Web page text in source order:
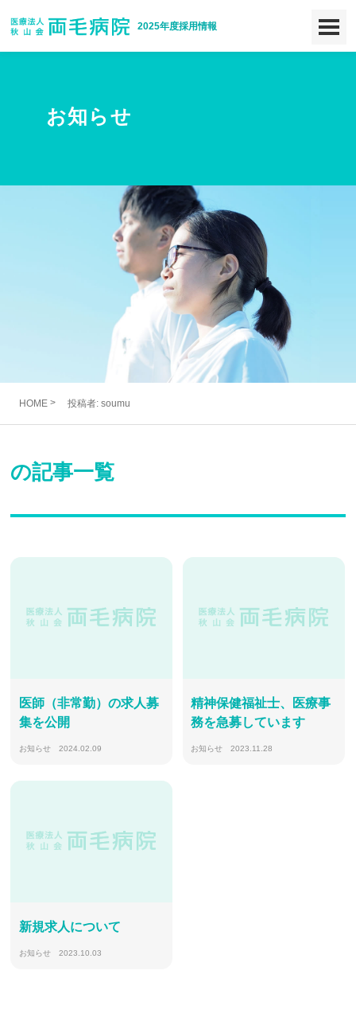
2025年度採用情報
お知らせ
HOME > 投稿者: soumu
の記事一覧
医師（非常勤）の求人募
集を公開
お知らせ 2024.02.09
精神保健福祉士、医療事
務を急募しています
お知らせ 2023.11.28
新規求人について
お知らせ 2023.10.03